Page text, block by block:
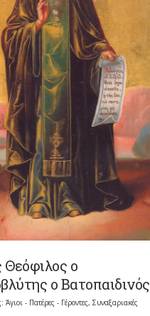
Θεόφιλος ο
ο Βατοπαιδινός
Άγιοι - Πατέρες - Γέροντες, Συναξαριακές